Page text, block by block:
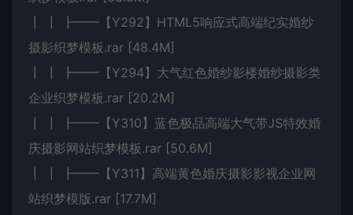
┃ ┃ ┣━━【Y292】HTML5响应式高端纪实婚纱
摄影织梦模板.rar [48.4M]
┃ ┃ ┣━━【Y294】大气红色婚纱影楼婚纱摄影类
企业织梦模板.rar [20.2M]
┃ ┃ ┣━━【Y310】蓝色极品高端大气带JS特效婚
庆摄影网站织梦模板.rar [50.6M]
┃ ┃ ┣━━【Y311】高端黄色婚庆摄影影视企业网
站织梦模版.rar [17.7M]